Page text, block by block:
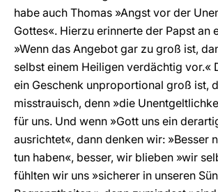
habe auch Thomas »Angst vor der
Gottes«. Hierzu erinnerte der Papst an
»Wenn das Angebot gar zu groß ist,
selbst einem Heiligen verdächtig vor.«
ein Geschenk unproportional groß ist,
misstrauisch, denn »die
für uns. Und wenn »Gott uns ein
ausrichtet«, dann denken wir: »Besser
tun haben«, besser, wir blieben »wir
fühlten wir uns »sicherer in unseren